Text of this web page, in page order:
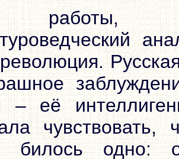
работы,
– её
чувствовать,
билось одно: